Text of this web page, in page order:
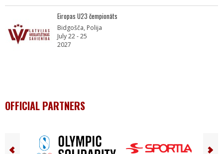
Eiropas U23 čempionāts
Bidgošča, Polija
July 22 - 25
2027
OFFICIAL PARTNERS